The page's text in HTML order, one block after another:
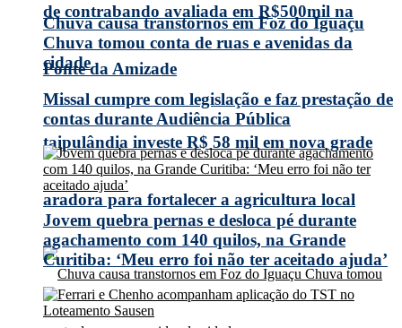
de contrabando avaliada em R$500mil na
Ponte da Amizade
taipulândia investe R$ 58 mil em nova grade
aradora para fortalecer a agricultura local
Chuva causa transtornos em Foz do Iguaçu
Chuva tomou conta de ruas e avenidas da
cidade
Missal cumpre com legislação e faz prestação de
contas durante Audiência Pública
Jovem quebra pernas e desloca pé durante
agachamento com 140 quilos, na Grande
Curitiba: ‘Meu erro foi não ter aceitado ajuda’